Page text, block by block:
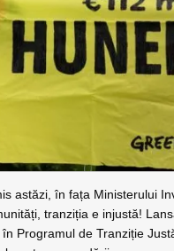
astăzi, în fața Ministerului
tranziția e injustă!
Programul de Tranziție